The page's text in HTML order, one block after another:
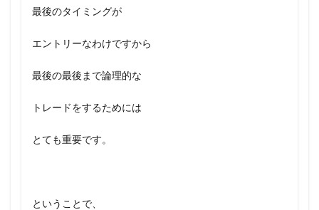
最後のタイミングが
エントリーなわけですから
最後の最後まで論理的な
トレードをするためには
とても重要です。
ということで、